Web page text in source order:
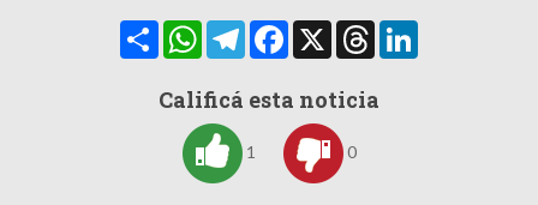
CompartirWhatsAppTelegramFacebook
X Threads
Calificá esta noticia
1 0